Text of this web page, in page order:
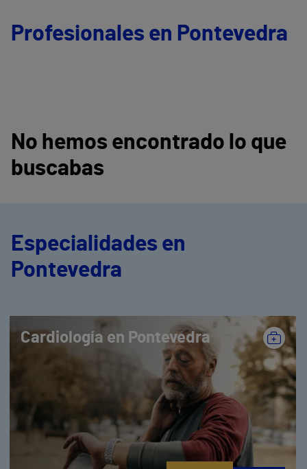
Profesionales en Pontevedra
No hemos encontrado lo que
buscabas
Especialidades en
Pontevedra
Cardiología en Pontevedra